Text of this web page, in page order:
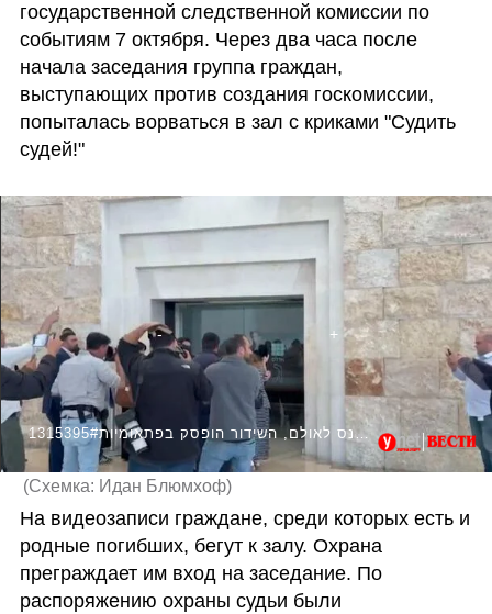
государственной следственной комиссии по
событиям 7 октября. Через два часа после
начала заседания группа граждан,
выступающих против создания госкомиссии,
попыталась ворваться в зал с криками "Судить
судей!"
1315395#דרמה בדיון בבג"ץ: אזרחים ניסו להיכנס לאולם, השידור הופסק בפתאומיות
(Схемка: Идан Блюмхоф)
На видеозаписи граждане, среди которых есть и
родные погибших, бегут к залу. Охрана
преграждает им вход на заседание. По
распоряжению охраны судьи были